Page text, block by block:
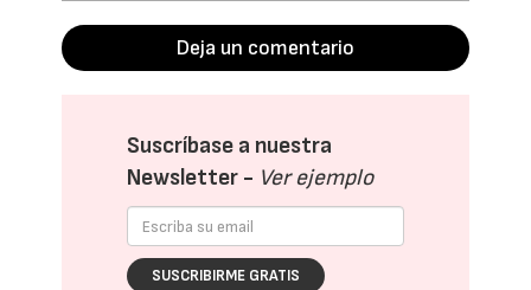
Deja un comentario
Suscríbase a nuestra
Newsletter - Ver ejemplo
SUSCRIBIRME GRATIS